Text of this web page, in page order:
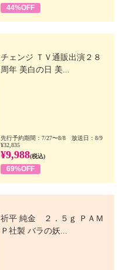
44%OFF
チェンジ ＴＶ通販出演２８
周年 美白の日 美...
先行予約期間：7/27〜8/8 放送日：8/9
¥32,835
¥9,988(税込)
69%OFF
祈平 純金 ２．５ｇ ＰＡＭ
Ｐ社製 バラの妖...